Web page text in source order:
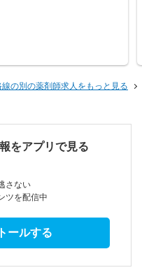
の別の薬剤師求人をもっと見る
をアプリで見る
さない
ツを配信中
ールする